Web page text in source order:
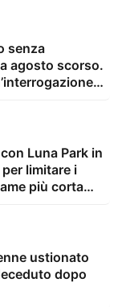
senza
agosto scorso.
e
Luna Park in
limitare i
più corta
ustionato
dopo